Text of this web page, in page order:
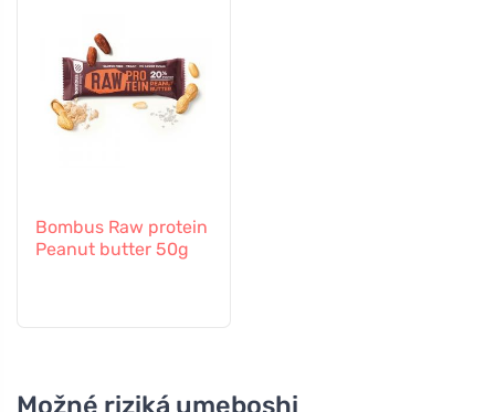
Bombus Raw protein
Peanut butter 50g
Možné riziká umeboshi